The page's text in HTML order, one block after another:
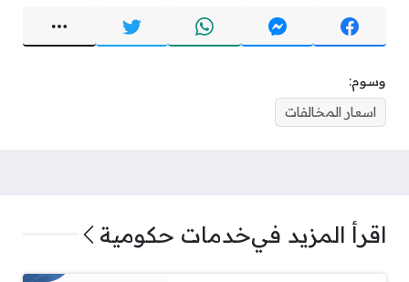
وسوم:
اسعار المخالفات
اقرأ المزيد فيخدمات حكومية